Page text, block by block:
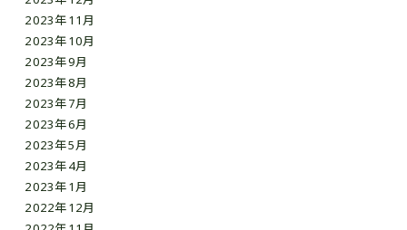
2023年11月
2023年10月
2023年9月
2023年8月
2023年7月
2023年6月
2023年5月
2023年4月
2023年1月
2022年12月